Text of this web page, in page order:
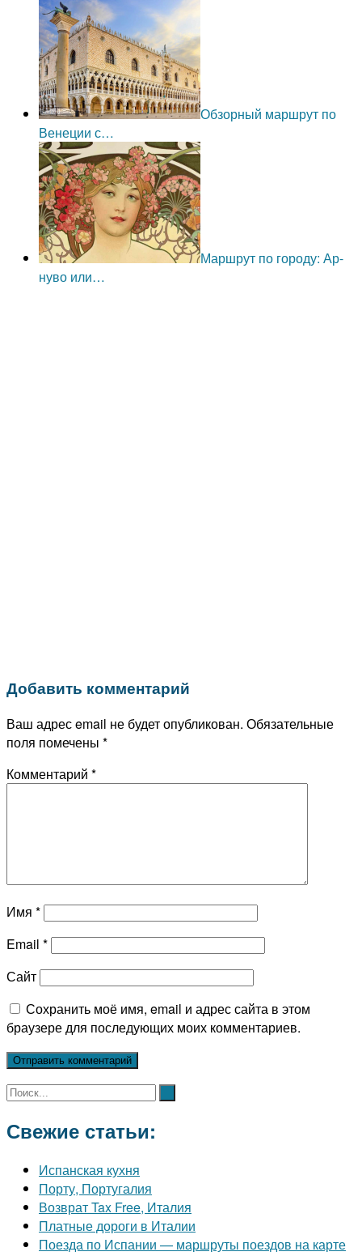
Обзорный маршрут по
Венеции с…
Маршрут по городу: Ар-
нуво или…
Добавить комментарий
Ваш адрес email не будет опубликован. Обязательные
поля помечены *
Комментарий *
Имя *
Email *
Сайт
Сохранить моё имя, email и адрес сайта в этом
браузере для последующих моих комментариев.
Свежие статьи:
Испанская кухня
Порту, Португалия
Возврат Tax Free, Италия
Платные дороги в Италии
Поезда по Испании — маршруты поездов на карте